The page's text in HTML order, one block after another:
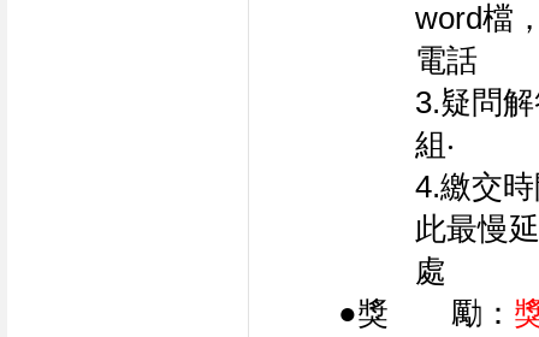
word檔
電話
3.疑問
組‧
4.繳交
此最慢
處
●獎　　勵：